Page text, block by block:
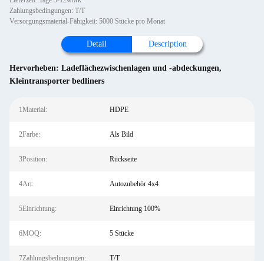
Zahlungsbedingungen: T/T
Versorgungsmaterial-Fähigkeit: 5000 Stücke pro Monat
Detail Description
Hervorheben: Ladeflächezwischenlagen und -abdeckungen,
Kleintransporter bedliners
1Material: HDPE
2Farbe: Als Bild
3Position: Rückseite
4Art: Autozubehör 4x4
5Einrichtung: Einrichtung 100%
6MOQ: 5 Stücke
7Zahlungsbedingungen: T/T